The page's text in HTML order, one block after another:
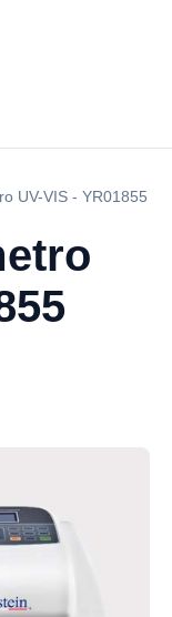
UV-VIS - YR01855